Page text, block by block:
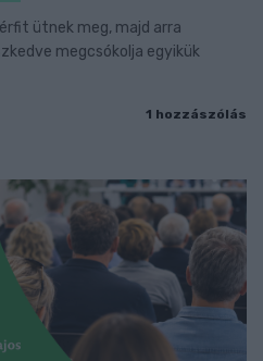
ütnek meg, majd arra
megcsókolja egyikük
1 hozzászólás